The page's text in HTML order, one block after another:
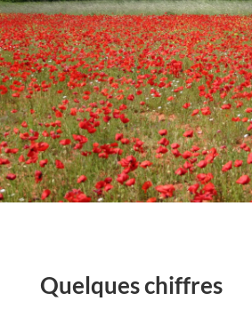
Quelques chiffres